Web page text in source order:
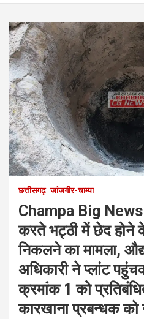
छत्तीसगढ़ जांजगीर-चाम्पा
Champa Big News :
करते भट्ठी में छेद होने
निकलने का मामला,
अधिकारी ने प्लांट
क्रमांक 1 को
कारखाना प्रबन्धक को